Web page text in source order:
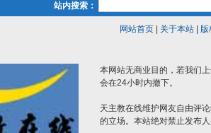
站内搜索：
网站首页| 关于本站| 版
本网站无商业目的，若我们
会在24小时内撤下。
天主教在线维护网友自由评
的立场。本站绝对禁止发布